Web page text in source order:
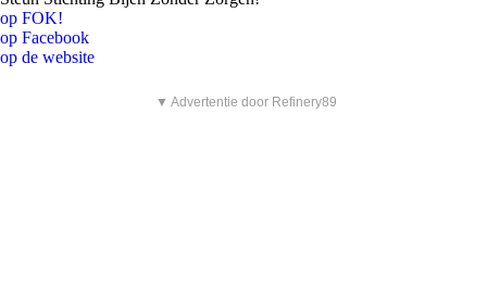
op FOK!
op Facebook
op de website
▼ Advertentie door Refinery89